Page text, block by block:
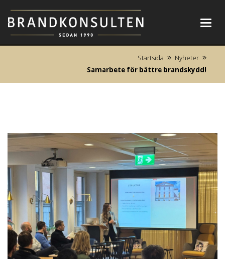
Startsida
Nyheter
Samarbete för bättre brandskydd!